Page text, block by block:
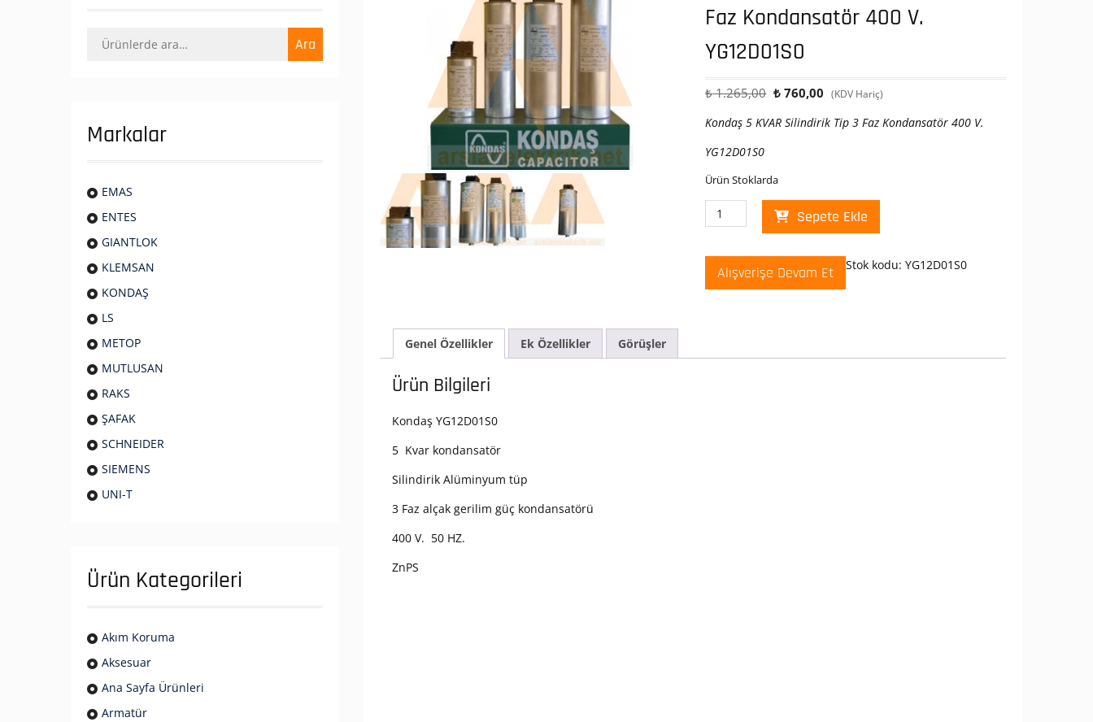
Faz Kondansatör 400 V.
YG12D01S0
₺1.265,00 Orijinal
₺ 1.265,00.
₺ 760,00 Şu
fiyat:
(KDV Hariç)
Kondaş 5 KVAR Silindirik Tip 3 Faz Kondansatör 400 V.
YG12D01S0
Ürün Stoklarda
Kondaş
5
Silindirik
Tip
3
V.
Sepete Ekle
Alışverişe Devam Et Stok kodu:YG12D01S0
Genel Özellikler Ek Özellikler Görüşler
Ürün Bilgileri
Kondaş YG12D01S0
5 Kvar kondansatör
Silindirik Alüminyum tüp
3 Faz alçak gerilim güç kondansatörü
400 V. 50 HZ.
ZnPS
Ara: Ara
Markalar
EMAS
ENTES
GIANTLOK
KLEMSAN
KONDAŞ
LS
METOP
MUTLUSAN
RAKS
ŞAFAK
SCHNEIDER
SIEMENS
UNI-T
Ürün Kategorileri
Akım Koruma
Aksesuar
Ana Sayfa Ürünleri
Armatür